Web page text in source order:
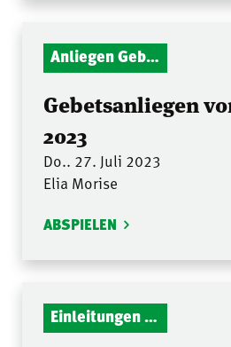
Anliegen Gebetsstunde
Gebetsanliegen
2023
Do.. 27. Juli 2023
Elia Morise
ABSPIELEN
Einleitungen Gottesdienst